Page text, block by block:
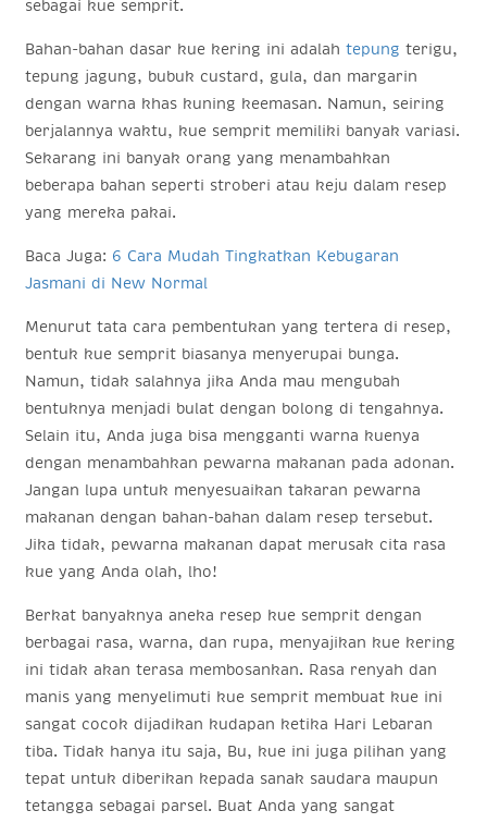
sebagai kue semprit.
Bahan-bahan dasar kue kering ini adalah tepung terigu,
tepung jagung, bubuk custard, gula, dan margarin
dengan warna khas kuning keemasan. Namun, seiring
berjalannya waktu, kue semprit memiliki banyak variasi.
Sekarang ini banyak orang yang menambahkan
beberapa bahan seperti stroberi atau keju dalam resep
yang mereka pakai.
Baca Juga: 6 Cara Mudah Tingkatkan Kebugaran
Jasmani di New Normal
Menurut tata cara pembentukan yang tertera di resep,
bentuk kue semprit biasanya menyerupai bunga.
Namun, tidak salahnya jika Anda mau mengubah
bentuknya menjadi bulat dengan bolong di tengahnya.
Selain itu, Anda juga bisa mengganti warna kuenya
dengan menambahkan pewarna makanan pada adonan.
Jangan lupa untuk menyesuaikan takaran pewarna
makanan dengan bahan-bahan dalam resep tersebut.
Jika tidak, pewarna makanan dapat merusak cita rasa
kue yang Anda olah, lho!
Berkat banyaknya aneka resep kue semprit dengan
berbagai rasa, warna, dan rupa, menyajikan kue kering
ini tidak akan terasa membosankan. Rasa renyah dan
manis yang menyelimuti kue semprit membuat kue ini
sangat cocok dijadikan kudapan ketika Hari Lebaran
tiba. Tidak hanya itu saja, Bu, kue ini juga pilihan yang
tepat untuk diberikan kepada sanak saudara maupun
tetangga sebagai parsel. Buat Anda yang sangat